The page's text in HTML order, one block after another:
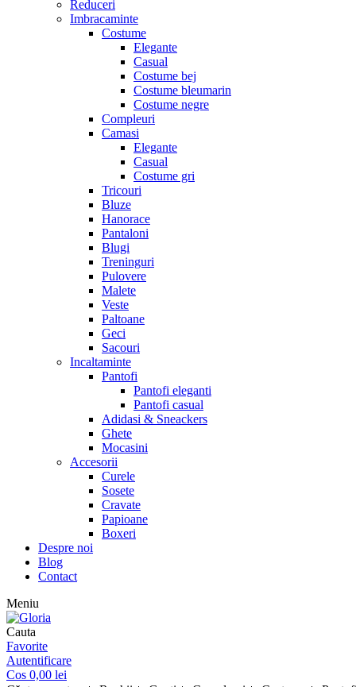
Reduceri
Imbracaminte
Costume
Elegante
Casual
Costume bej
Costume bleumarin
Costume negre
Compleuri
Camasi
Elegante
Casual
Costume gri
Tricouri
Bluze
Hanorace
Pantaloni
Blugi
Treninguri
Pulovere
Malete
Veste
Paltoane
Geci
Sacouri
Incaltaminte
Pantofi
Pantofi eleganti
Pantofi casual
Adidasi & Sneackers
Ghete
Mocasini
Accesorii
Curele
Sosete
Cravate
Papioane
Boxeri
Despre noi
Blog
Contact
Meniu
Cauta
Favorite
Autentificare
Cos 0,00 lei